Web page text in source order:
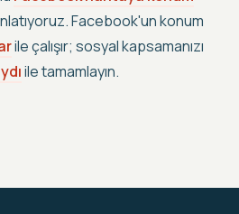
Facebook'un konum
ile çalışır; sosyal kapsamanızı
ile tamamlayın.